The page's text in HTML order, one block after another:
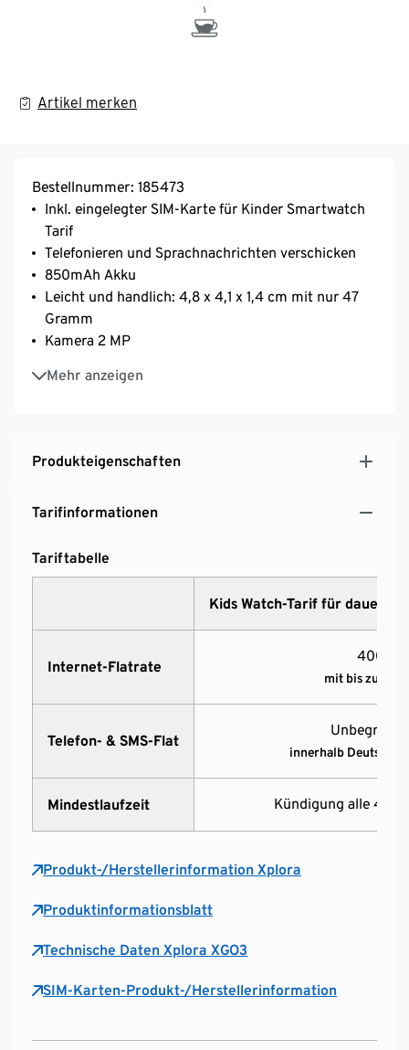
Artikel merken
Bestellnummer: 185473
Inkl. eingelegter SIM-Karte für Kinder Smartwatch
Tarif
Telefonieren und Sprachnachrichten verschicken
850mAh Akku
Leicht und handlich: 4,8 x 4,1 x 1,4 cm mit nur 47
Gramm
Kamera 2 MP
Mehr anzeigen
Touchscreen
Wasserbeständig nach IP68
Hilferuf-Taste
Produkteigenschaften
Tarifinformationen
Tariftabelle
Kids Watch-Tarif für
Internet-Flatrate
400 MB
mit bis zu 256
Telefon- & SMS-Flat
Unbegrenzt
innerhalb
Mindestlaufzeit Kündigung alle 4
Produkt-/Herstellerinformation Xplora
Produktinformationsblatt
Technische Daten Xplora XGO3
SIM-Karten-Produkt-/Herstellerinformation